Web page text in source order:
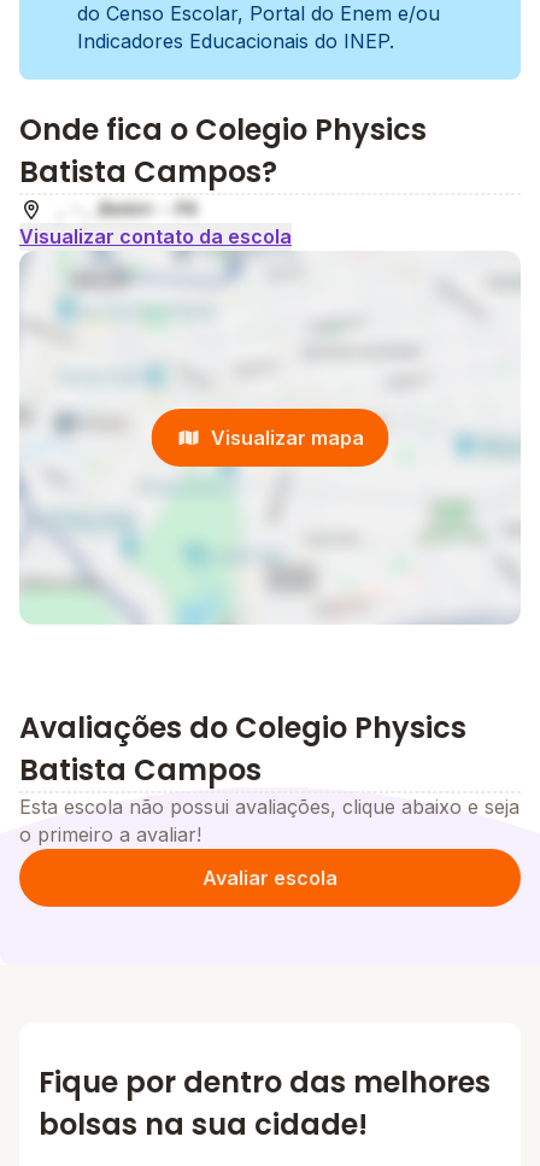
do Censo Escolar, Portal do Enem e/ou
Indicadores Educacionais do INEP.
Onde fica o Colegio Physics
Batista Campos?
, - , Belém - PA
Visualizar contato da escola
Visualizar mapa
Avaliações do Colegio Physics
Batista Campos
Esta escola não possui avaliações, clique abaixo e seja
o primeiro a avaliar!
Avaliar escola
Fique por dentro das melhores
bolsas na sua cidade!